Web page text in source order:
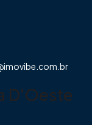
D'Oeste